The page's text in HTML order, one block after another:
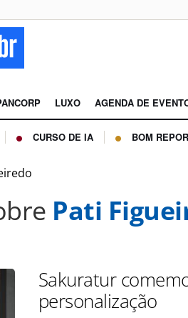
LUXO AGENDA DE
CURSO DE IA BOM
Pati
Sakuratur
personalização